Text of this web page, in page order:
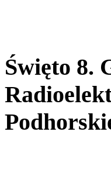
Święto 8.